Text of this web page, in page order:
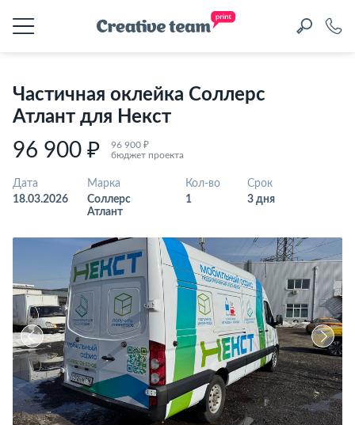
Частичная оклейка Соллерс
Атлант для Некст
96 900 ₽
96 900 ₽
бюджет проекта
Дата
18.03.2026
Марка
Соллерс
Атлант
Кол-во
1
Срок
3 дня